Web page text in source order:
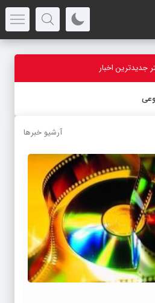
جدیدترین اخبار
آرشیو خبرها